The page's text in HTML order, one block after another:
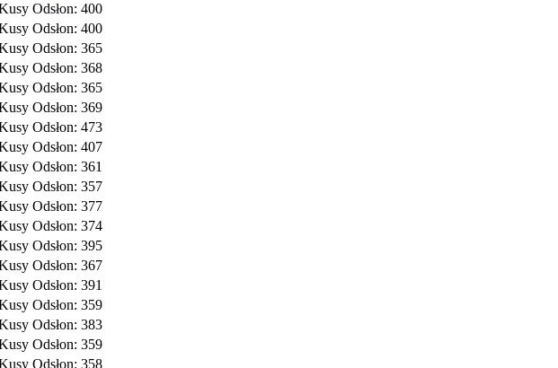
Odsłon: 400
Odsłon: 400
Odsłon: 365
Odsłon: 368
Odsłon: 365
Odsłon: 369
Odsłon: 473
Odsłon: 407
Odsłon: 361
Odsłon: 357
Odsłon: 377
Odsłon: 374
Odsłon: 395
Odsłon: 367
Odsłon: 391
Odsłon: 359
Odsłon: 383
Odsłon: 359
Odsłon: 358